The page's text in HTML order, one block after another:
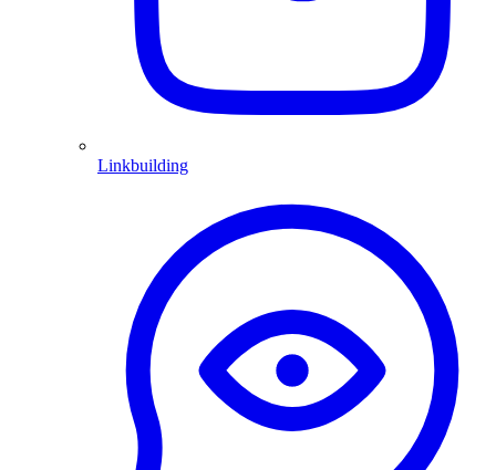
Linkbuilding